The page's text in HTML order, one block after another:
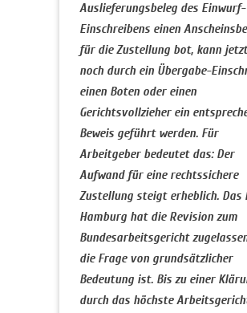
Auslieferungsbeleg des Einwurf-
Einschreibens einen
für die Zustellung bot, kann
noch durch ein Übergabe-
einen Boten oder einen
Gerichtsvollzieher ein
Beweis geführt werden. Für
Arbeitgeber bedeutet das: Der
Aufwand für eine rechtssichere
Zustellung steigt erheblich. Das
Hamburg hat die Revision zum
Bundesarbeitsgericht
die Frage von grundsätzlicher
Bedeutung ist. Bis zu einer
durch das höchste